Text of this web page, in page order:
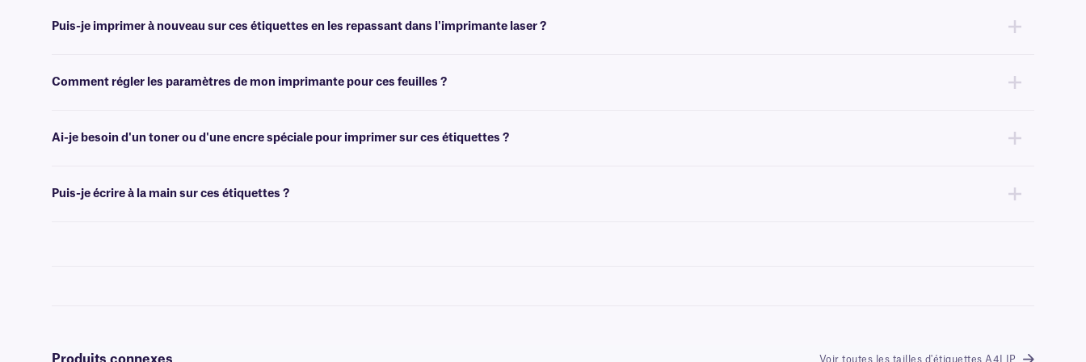
Puis-je imprimer à nouveau sur ces étiquettes en les repassant dans l'imprimante laser ?
Comment régler les paramètres de mon imprimante pour ces feuilles ?
Ai-je besoin d'un toner ou d'une encre spéciale pour imprimer sur ces étiquettes ?
Puis-je écrire à la main sur ces étiquettes ?
Produits connexes Voir toutes les tailles d'étiquettes A4LIP